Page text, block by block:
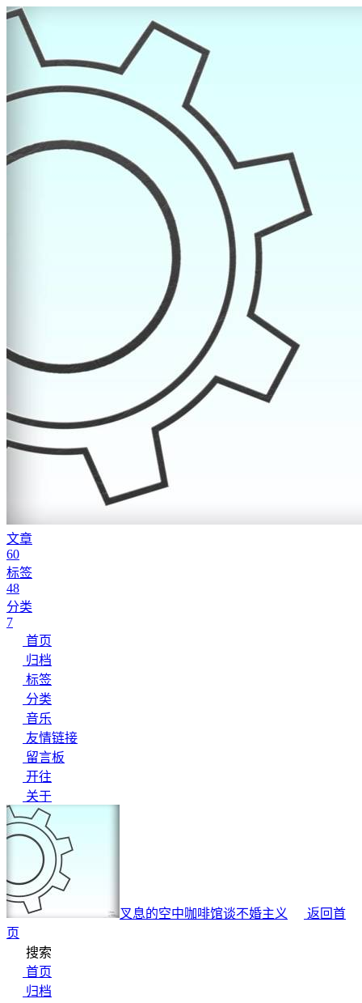
文章
60
标签
48
分类
7
首页
归档
标签
分类
音乐
友情链接
留言板
开往
关于
叉息的空中咖啡馆谈不婚主义
返回首
页
搜索
首页
归档